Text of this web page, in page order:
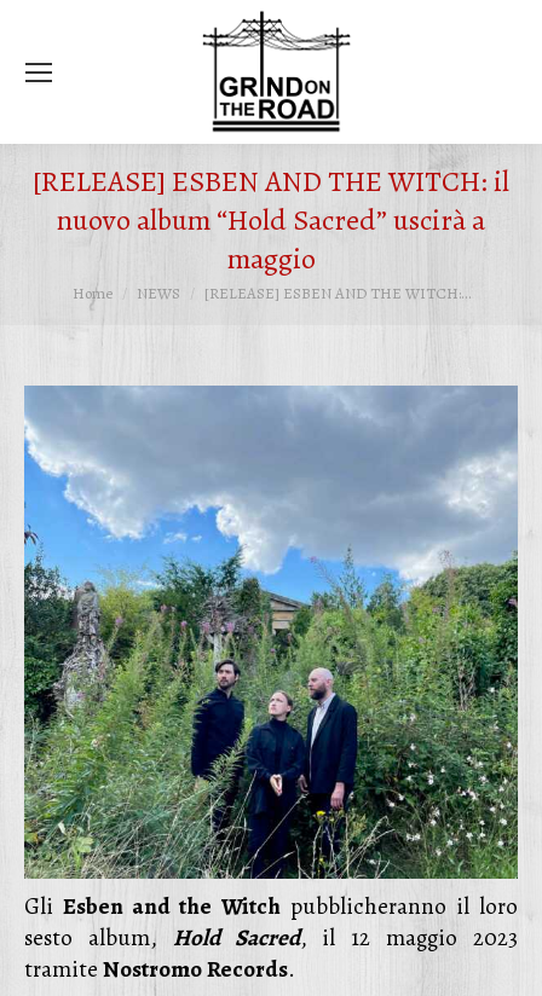
[RELEASE] ESBEN AND THE WITCH: il
nuovo album “Hold Sacred” uscirà a
maggio
Tu sei qui:
Home NEWS [RELEASE] ESBEN AND THE WITCH:…
GliEsben and the Witchpubblicheranno il loro
sesto album, Hold Sacred, il 12 maggio 2023
tramiteNostromoRecords.